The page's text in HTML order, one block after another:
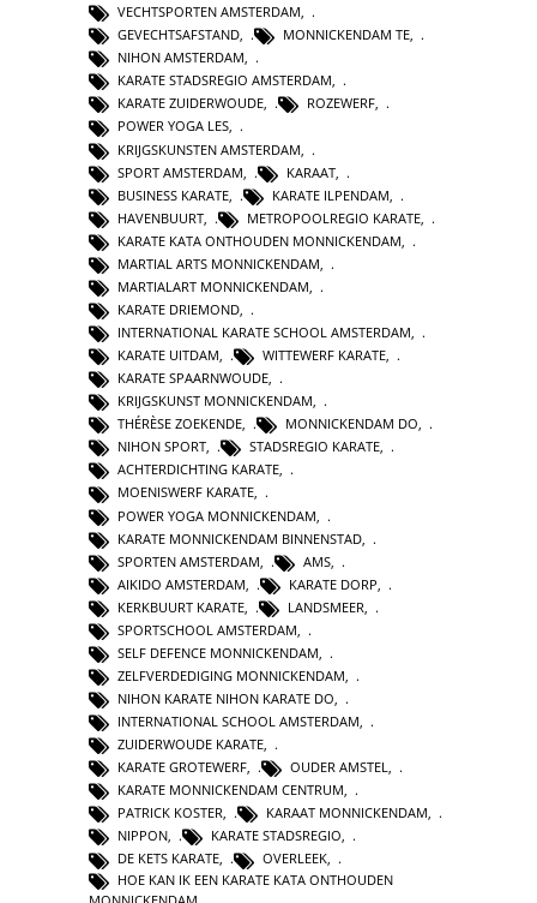
VECHTSPORTEN AMSTERDAM,
GEVECHTSAFSTAND, MONNICKENDAM TE,
NIHON AMSTERDAM,
KARATE STADSREGIO AMSTERDAM,
KARATE ZUIDERWOUDE, ROZEWERF,
POWER YOGA LES,
KRIJGSKUNSTEN AMSTERDAM
SPORT AMSTERDAM
KARAAT
BUSINESS KARATE
KARATE ILPENDAM
HAVENBUURT
METROPOOLREGIO KARATE
KARATE KATA ONTHOUDEN MONNICKENDAM
MARTIAL ARTS MONNICKENDAM
MARTIALART MONNICKENDAM
KARATE DRIEMOND
INTERNATIONAL KARATE SCHOOL AMSTERDAM,
KARATE UITDAM, WITTEWERF KARATE,
KARATE SPAARNWOUDE,
KRIJGSKUNST MONNICKENDAM,
THÉRÈSE ZOEKENDE, MONNICKENDAM DO,
NIHON SPORT, STADSREGIO KARATE,
ACHTERDICHTING KARATE,
MOENISWERF KARATE,
POWER YOGA MONNICKENDAM
KARATE MONNICKENDAM BINNENSTAD
SPORTEN AMSTERDAM
AMS
AIKIDO AMSTERDAM
KARATE DORP
KERKBUURT KARATE
LANDSMEER
SPORTSCHOOL AMSTERDAM
SELF DEFENCE MONNICKENDAM
ZELFVERDEDIGING MONNICKENDAM
NIHON KARATE NIHON KARATE DO,
INTERNATIONAL SCHOOL AMSTERDAM,
ZUIDERWOUDE KARATE,
KARATE GROTEWERF, OUDER AMSTEL,
KARATE MONNICKENDAM CENTRUM,
PATRICK KOSTER, KARAAT MONNICKENDAM,
NIPPON, KARATE STADSREGIO,
DE KETS KARATE, OVERLEEK,
HOE KAN IK EEN KARATE KATA ONTHOUDEN